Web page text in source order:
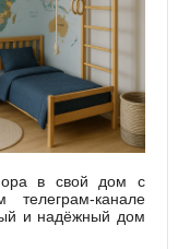
в свой дом с
канале
и надёжный дом